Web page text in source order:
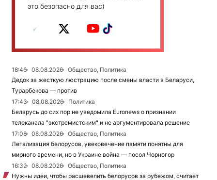
это безопасно для вас)
18:46 08.08.2026
Общество, Политика
Дедок за жесткую люстрацию после смены власти в Беларуси,
Турарбекова — против
17:43
08.08.2026
Политика
Беларусь до сих пор не уведомила Euronews о признании
телеканала "экстремистским" и не аргументировала решение
17:08
08.08.2026
Общество, Политика
Легализация белорусов, увековечение памяти понятны для
мирного времени, но в Украине война — посол Чорногор
16:32
08.08.2026
Общество, Политика
Нужны идеи, чтобы расшевелить белорусов за рубежом, считает